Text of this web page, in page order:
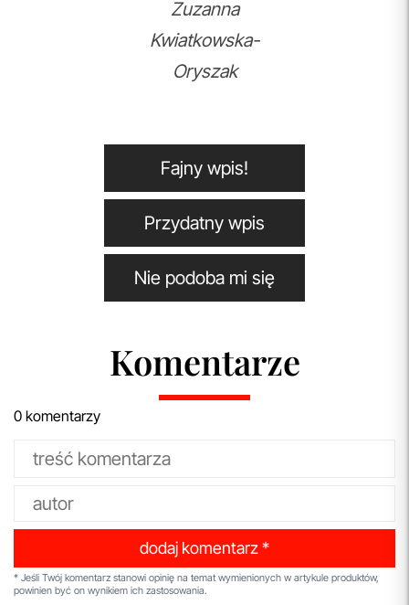
Zuzanna
Kwiatkowska-
Oryszak
Fajny wpis!
Przydatny wpis
Nie podoba mi się
Komentarze
0 komentarzy
dodaj komentarz *
* Jeśli Twój komentarz stanowi opinię na temat wymienionych w artykule produktów,
powinien być on wynikiem ich zastosowania.